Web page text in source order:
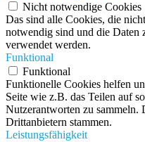
Nicht notwendige Cookies
Das sind alle Cookies, die
notwendig sind und die Daten
verwendet werden.
Funktional
Funktional
Funktionelle Cookies helfen
Seite wie z.B. das Teilen auf
Nutzerantworten zu sammeln.
Drittanbietern stammen.
Leistungsfähigkeit